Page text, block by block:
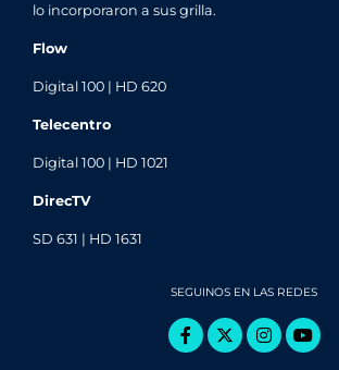
lo incorporaron a sus grilla.
Flow
Digital 100 | HD 620
Telecentro
Digital 100 | HD 1021
DirecTV
SD 631 | HD 1631
SEGUINOS EN LAS REDES